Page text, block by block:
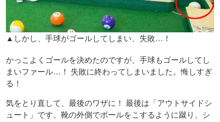
▲しかし、手球がゴールしてしまい、失敗…！
かっこよくゴールを決めたのですが、手球もゴールしてし
まいファール…！ 失敗に終わってしまいました。悔しすぎ
る！
気をとり直して、最後のワザに！ 最後は「アウトサイドシ
ュート」です。靴の外側でボールをこするように蹴り、シ